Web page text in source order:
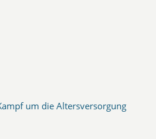
um die Altersversorgung